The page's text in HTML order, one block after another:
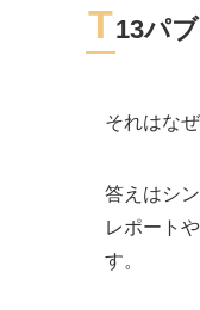
T13パ
それはなぜ
答えはシ
レポート
す。